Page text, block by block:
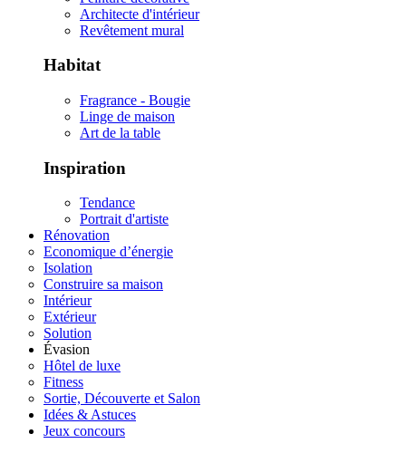
Architecte d'intérieur
Revêtement mural
Habitat
Fragrance - Bougie
Linge de maison
Art de la table
Inspiration
Tendance
Portrait d'artiste
Rénovation
Economique d’énergie
Isolation
Construire sa maison
Intérieur
Extérieur
Solution
Évasion
Hôtel de luxe
Fitness
Sortie, Découverte et Salon
Idées & Astuces
Jeux concours